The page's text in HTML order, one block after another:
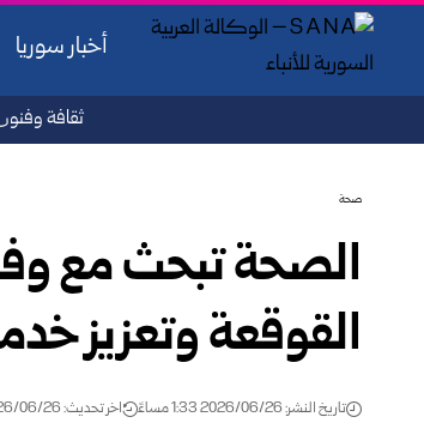
أخبار سوريا
ثقافة
صحة
الصحة تبحث مع
القوقعة وتعزيز
تاريخ النشر: 2026/06/26 1:33 مساءً اخر تحديث: 2026/06/26 1:33 مساءً